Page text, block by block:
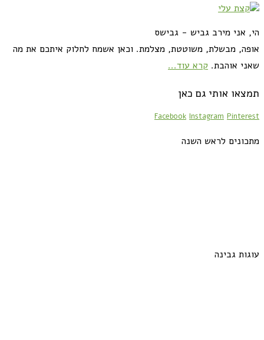
הי, אני מירב גביש - גבישס
אופה, מבשלת, משוטטת, מצלמת. וכאן אשמח לחלוק איתכם את מה
שאני אוהבת. קרא עוד...
תמצאו אותי גם כאן
Facebook Instagram Pinterest
מתכונים לראש השנה
עוגות גבינה